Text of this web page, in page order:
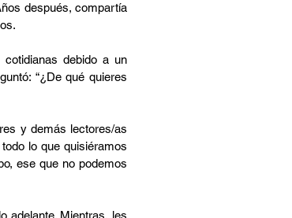
después, compartía
debido a un
“¿De qué quieres
y demás lectores/as
lo que quisiéramos
ese que no podemos
adelante. Mientras, les